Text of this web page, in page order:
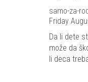
samo-za-
Friday
Da li dete
može da
li deca